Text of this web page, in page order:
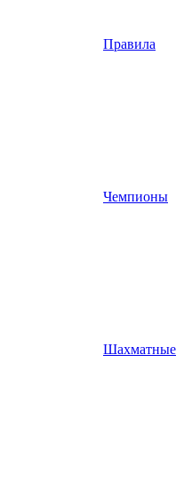
Правила
Чемпионы
Шахматные